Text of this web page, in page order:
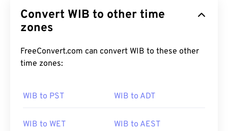
Convert WIB to other time
zones
FreeConvert.com can convert WIB to these other
time zones:
WIB to PST WIB to ADT
WIB to WET WIB to AEST